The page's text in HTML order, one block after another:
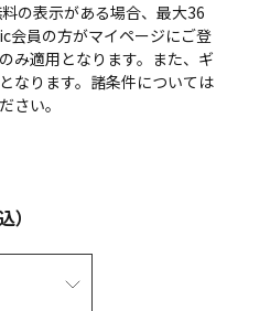
の表示がある場合、最大36
会員の方がマイページにご登
み適用となります。また、ギ
なります。諸条件については
さい。
）